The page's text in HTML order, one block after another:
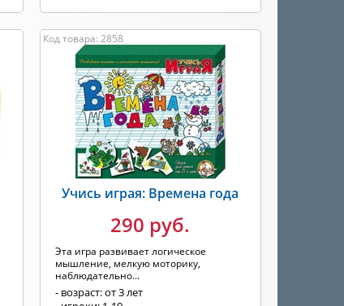
Код товара: 2858
Учись играя: Времена года
290 руб.
Эта игра развивает логическое
мышление, мелкую моторику,
наблюдательно...
- возраст: от 3 лет